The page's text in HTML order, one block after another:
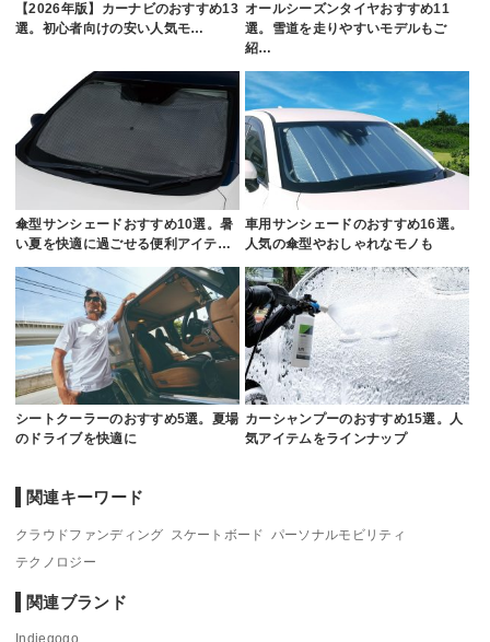
【2026年版】カーナビのおすすめ13
選。初心者向けの安い人気モ…
オールシーズンタイヤおすすめ11
選。雪道を走りやすいモデルもご
紹…
傘型サンシェードおすすめ10選。暑
い夏を快適に過ごせる便利アイテ…
車用サンシェードのおすすめ16選。
人気の傘型やおしゃれなモノも
シートクーラーのおすすめ5選。夏場
のドライブを快適に
カーシャンプーのおすすめ15選。人
気アイテムをラインナップ
関連キーワード
クラウドファンディング スケートボード
パーソナルモビリティ
テクノロジー
関連ブランド